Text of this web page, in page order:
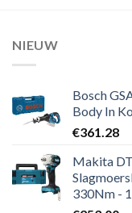
NIEUW
Bosch
Body In
€361.28
Makita
330Nm -